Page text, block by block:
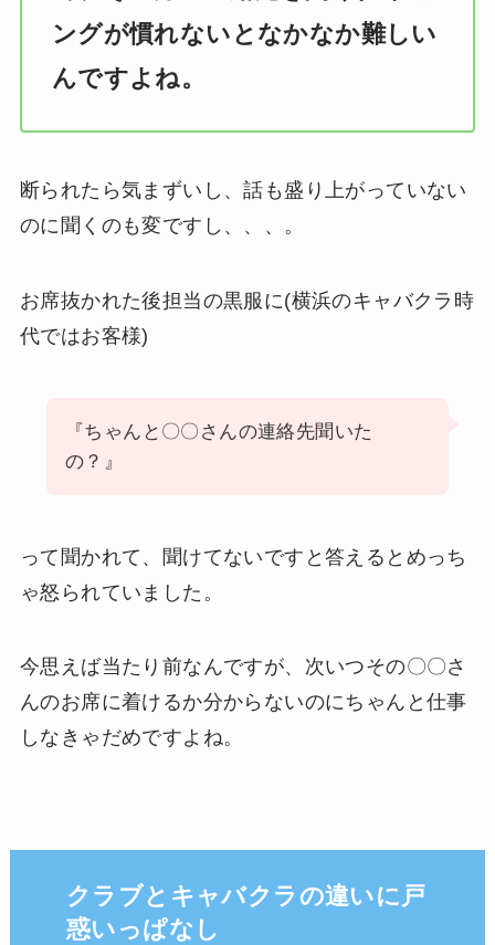
ングが慣れないとなかなか難しい
んですよね。
断られたら気まずいし、話も盛り上がっていない
のに聞くのも変ですし、、、。
お席抜かれた後担当の黒服に(横浜のキャバクラ時
代ではお客様)
『ちゃんと〇〇さんの連絡先聞いた
の？』
って聞かれて、聞けてないですと答えるとめっち
ゃ怒られていました。
今思えば当たり前なんですが、次いつその〇〇さ
んのお席に着けるか分からないのにちゃんと仕事
しなきゃだめですよね。
クラブとキャバクラの違いに戸
惑いっぱなし